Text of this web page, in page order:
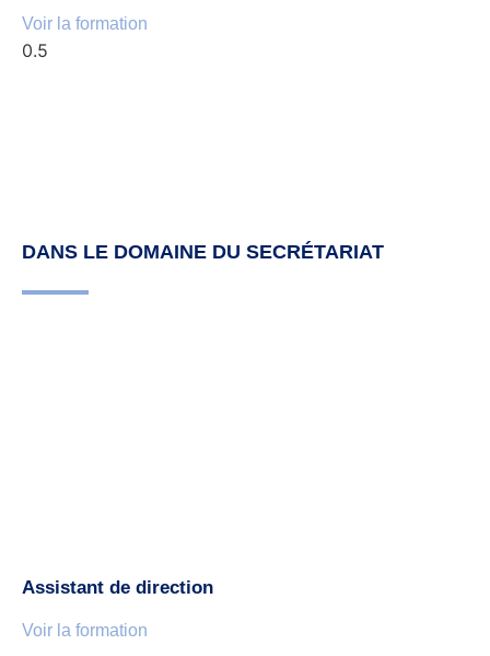
Voir la formation
DANS LE DOMAINE DU SECRÉTARIAT
Assistant de direction
Voir la formation